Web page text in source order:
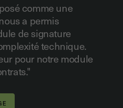
comme une
a permis
de signature
technique.
pour notre module